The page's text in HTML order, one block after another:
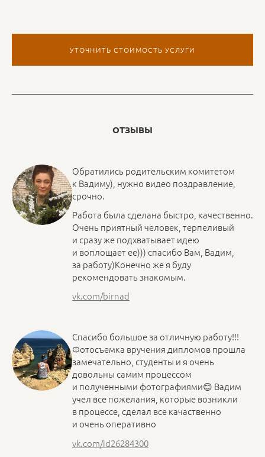
УТОЧНИТЬ СТОИМОСТЬ УСЛУГИ
ОТЗЫВЫ
Обратились родительским комитетом
к Вадиму), нужно видео поздравление,
срочно.
Работа была сделана быстро, качественно.
Очень приятный человек, терпеливый
и сразу же подхватывает идею
и воплощает ее))) спасибо Вам, Вадим,
за работу)Конечно же я буду
рекомендовать знакомым.
vk.com/birnad
Спасибо большое за отличную работу!!!
Фотосъемка вручения дипломов прошла
замечательно, студенты и я очень
довольны самим процессом
и полученными фотографиями😊 Вадим
учел все пожелания, которые возникли
в процессе, сделал все качаственно
и очень оперативно
vk.com/id26284300